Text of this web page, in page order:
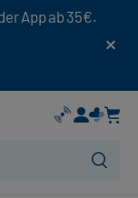
App ab 35€.